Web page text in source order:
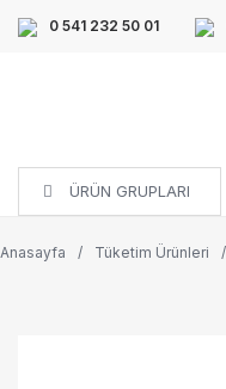
0 541 232 50 01
ÜRÜN GRUPLARI
Anasayfa Tüketim Ürünleri